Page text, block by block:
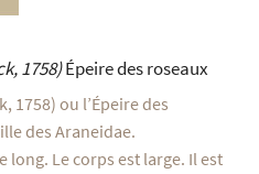
1758)Épeire des roseaux
1758) ou l’Épeire des
des Araneidae.
long. Le corps est large. Il est